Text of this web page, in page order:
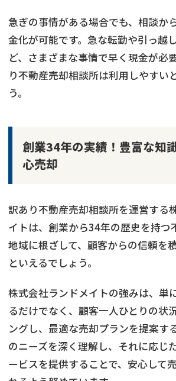
急ぎの事情がある場合でも、相談か
金化が可能です。急な転勤や引っ越
ど、さまざまな事情で早く現金が必
り不動産売却相談所は利用しやすい
う。
創業34年の実績！豊富な知
心売却
訳あり不動産売却相談所を運営する
イトは、創業から34年の歴史を持つ
地域に根ざして、顧客からの信頼を
といえるでしょう。
株式会社ランドメイトの強みは、単
るだけでなく、顧客一人ひとりの状
ングし、最適な売却プランを提案す
のニーズを深く理解し、それに応じ
ービスを提供することで、安心して